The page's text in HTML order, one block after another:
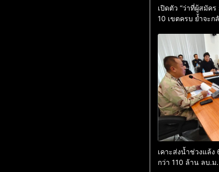
เปิดตัว “ว่าที่ผู้สมัคร
10 เขตครบ ย้ำจะก
เคาะส่งน้ำช่วงแล้
กว่า 110 ล้าน ลบ.ม